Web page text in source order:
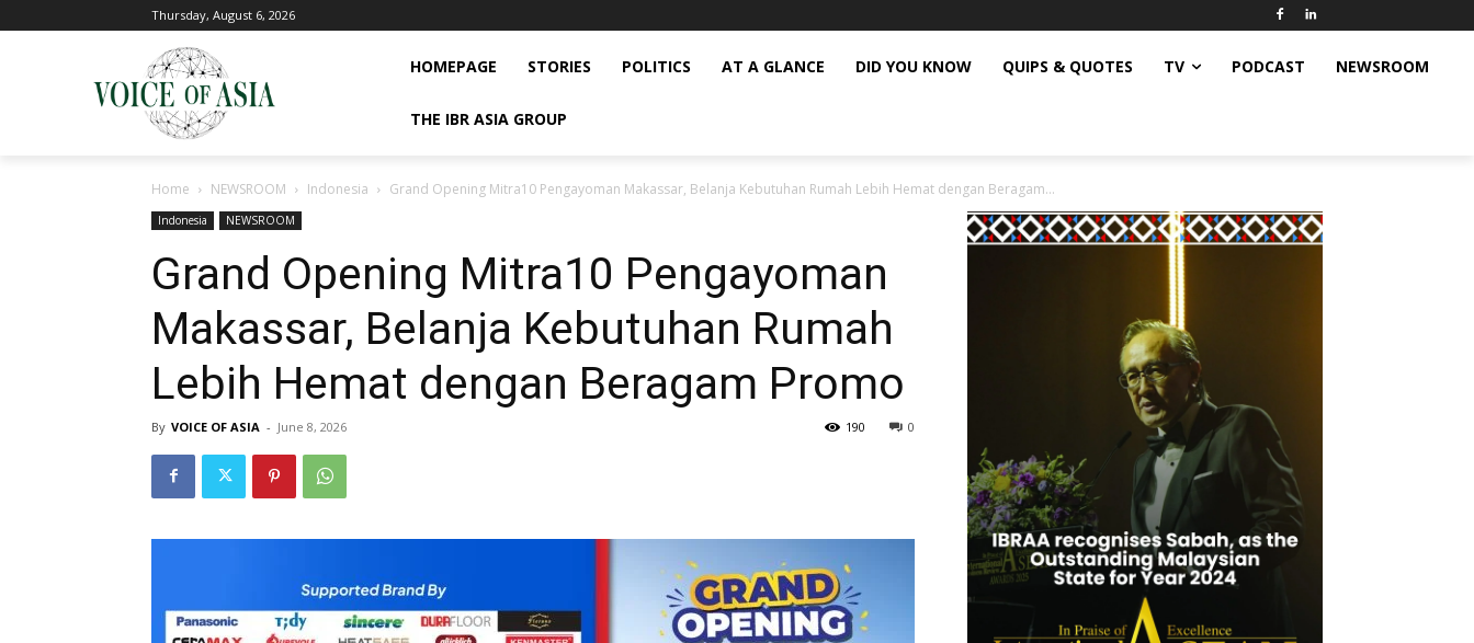
Thursday, August 6, 2026
HOMEPAGE STORIES POLITICS AT A GLANCE DID YOU KNOW QUIPS & QUOTES TV PODCAST NEWSROOM
THE IBR ASIA GROUP
Home NEWSROOM Indonesia Grand Opening Mitra10 Pengayoman Makassar, Belanja Kebutuhan Rumah Lebih Hemat dengan Beragam...
Indonesia NEWSROOM
Grand Opening Mitra10 Pengayoman
Makassar, Belanja Kebutuhan Rumah
Lebih Hemat dengan Beragam Promo
By VOICE OF ASIA - June 8, 2026 0
190